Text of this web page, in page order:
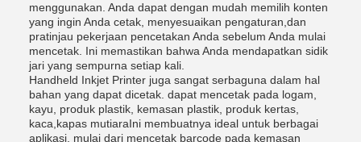
menggunakan. Anda dapat dengan mudah memilih konten
yang ingin Anda cetak, menyesuaikan pengaturan,dan
pratinjau pekerjaan pencetakan Anda sebelum Anda mulai
mencetak. Ini memastikan bahwa Anda mendapatkan sidik
jari yang sempurna setiap kali.
Handheld Inkjet Printer juga sangat serbaguna dalam hal
bahan yang dapat dicetak. dapat mencetak pada logam,
kayu, produk plastik, kemasan plastik, produk kertas,
kaca,kapas mutiaraIni membuatnya ideal untuk berbagai
aplikasi, mulai dari mencetak barcode pada kemasan